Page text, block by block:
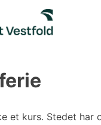
et kurs. Stedet har